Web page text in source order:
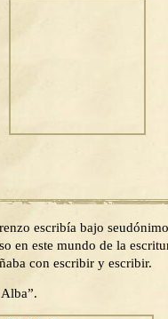
escribía bajo
en este mundo de la
con escribir y escribir.